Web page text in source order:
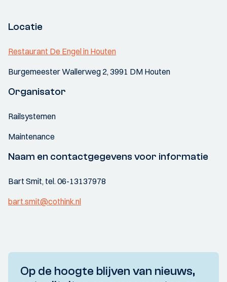
Locatie
Restaurant De Engel in Houten
Burgemeester Wallerweg 2, 3991 DM Houten
Organisator
Railsystemen
Maintenance
Naam en contactgegevens voor informatie
Bart Smit, tel. 06-13137978
bart.smit@cothink.nl
Op de hoogte blijven van nieuws,